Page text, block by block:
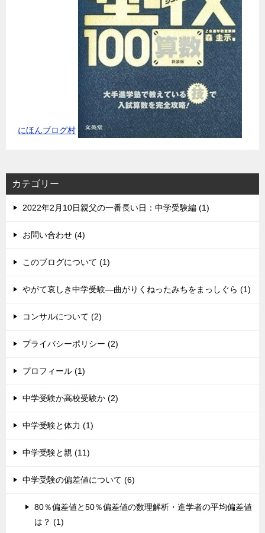
にほんブログ村
カテゴリー
2022年2月10日親父の一番長い日：中学受験編 (1)
お問い合わせ (4)
このブログについて (1)
やがて哀しき中学受験―曲がりくねったみちをまっしぐら (1)
コンサルについて (2)
プライバシーポリシー (2)
プロフィール (1)
中学受験か高校受験か (2)
中学受験と体力 (1)
中学受験と親 (11)
中学受験の偏差値について (6)
80％偏差値と50％偏差値の数理解析・進学者の平均偏差値
は？ (1)